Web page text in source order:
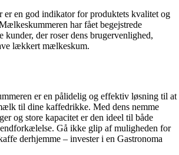
er en god indikator for produktets kvalitet og
har fået begejstrede
kunder, der roser dens brugervenlighed,
lækkert mælkeskum.
er en pålidelig og effektiv løsning til at
til dine kaffedrikke. Med dens nemme
og store kapacitet er den ideel til både
Gå ikke glip af muligheden for
derhjemme – invester i en Gastronoma